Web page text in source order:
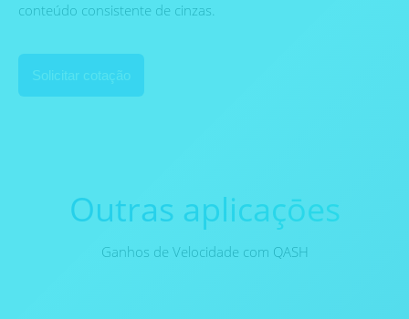
conteúdo consistente de cinzas.
Solicitar cotação
Outras aplicaçōes
Ganhos de Velocidade com QASH